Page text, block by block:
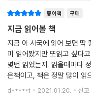
종이책 구매
지금 읽어볼 책
지금 이 시국에 읽어 보면 딱
미 읽어봤지만 또읽고 싶다
몇번 읽었는지. 읽을때마다
은책이고, 책은 정말 많이 읽
합니다. 소장하고 싶은책 손
d*****t 2021.01.20. 신고